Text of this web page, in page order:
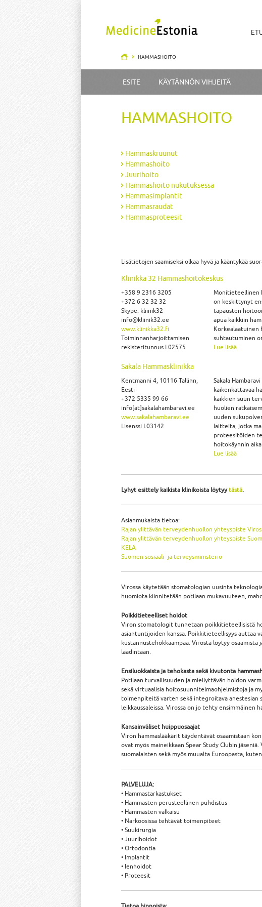
HAMMASHOITO
ESITE KÄYTÄNNÖN VIHJEITÄ
HAMMASHOITO
Hammaskruunut
Hammashoito
Juurihoito
Hammashoito nukutuksessa
Hammasimplantit
Hammasraudat
Hammasproteesit
Lisätietojen saamiseksi olkaa hyvä ja kääntykää
Klinikka 32 Hammashoitokeskus
+358 9 2316 3205
+372 6 32 32 32
Skype: kliinik32
info@kliinik32.ee
www.klinikka32.fi
Toiminnanharjoittamisen
rekisteritunnus L02575
Monitieteellinen
on keskittynyt
tapausten
apua kaikkiin
Korkealaatuinen
suhtautuminen
Lue lisää
Sakala Hammasklinikka
Kentmanni 4, 10116 Tallinn,
Eesti
+372 5335 99 66
info[at]sakalahambaravi.ee
www.sakalahambaravi.ee
Lisenssi L03142
Sakala
kaikenkattavaa
kaikkien suun
huolien
uuden
laitteita, jotka
proteesitöiden
hoitokäynnin
Lue lisää
Lyhyt esittely kaikista klinikoista löytyytästä.
Asianmukaista tietoa:
Rajan ylittävän terveydenhuollon yhteyspiste
Rajan ylittävän terveydenhuollon yhteyspiste
KELA
Suomen sosiaali- ja terveysministeriö
Virossa käytetään stomatologian uusinta
huomiota kiinnitetään potilaan mukavuuteen,
Poikkitieteelliset hoidot
Viron stomatologit tunnetaan poikkitieteellisistä
asiantuntijoiden kanssa. Poikkitieteellisyys auttaa
kustannustehokkaampaa. Virosta löytyy
laadintaan.
Ensiluokkaista ja tehokasta sekä kivutonta
Potilaan turvallisuuden ja miellyttävän hoidon
sekä virtuaalisia hoitosuunnitelmaohjelmistoja ja
toimenpiteitä varten sekä integroitava anestesian
leikkaussaleissa. Virossa on jo tehty ensimmäinen
Kansainväliset huippuosaajat
Viron hammaslääkärit täydentävät osaamistaan
ovat myös maineikkaan Spear Study Clubin
suomalaisten sekä myös muualta Euroopasta,
PALVELUJA:
• Hammastarkastukset
• Hammasten perusteellinen puhdistus
• Hammasten valkaisu
• Narkoosissa tehtävät toimenpiteet
• Suukirurgia
• Juurihoidot
• Ortodontia
• Implantit
• Ienhoidot
• Proteesit